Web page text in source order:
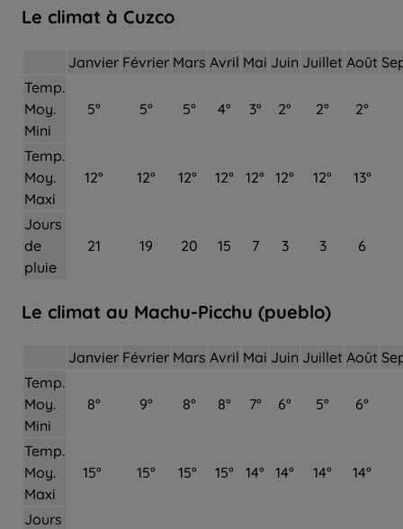
Le climat à Cuzco
Janvier Février Mars Avril Mai Juin Juillet Août
Temp.
Moy.
Mini
5° 5° 5° 4° 3° 2° 2° 2°
Temp.
Moy.
Maxi
12° 12° 12° 12° 12° 12° 12° 13°
Jours
de
pluie
21 19 20 15 7 3 3 6
Le climat au Machu-Picchu (pueblo)
Janvier Février Mars Avril Mai Juin Juillet Août
Temp.
Moy.
Mini
8° 9° 8° 8° 7° 6° 5° 6°
Temp.
Moy.
Maxi
15° 15° 15° 15° 14° 14° 14° 14°
Jours